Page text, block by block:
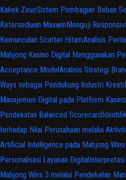
Kakek ZeusSistem Pembagian Beban
Ketersediaan MaxwinMenguji
Kemunculan Scatter HitamAnalisis
Mahjong Kasino Digital Menggunakan
Acceptance ModelAnalisis Strategi
Ways sebagai Pendukung Industri
Manajemen Digital pada Platform
Pendekatan Balanced Scorecard
terhadap Nilai Perusahaan melalui
Artificial Intelligence pada Mahjong
Personalisasi Layanan Digital
Mahjong Wins 3 melalui Pendekatan